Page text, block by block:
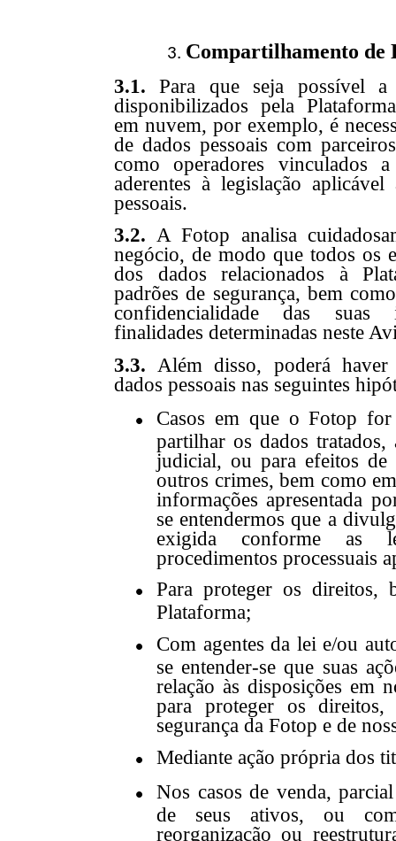
Compartilhamento de
3.1.Para que seja possível a
disponibilizados pela
em nuvem, por exemplo, é
de dados pessoais com
como operadores vinculados
aderentes à legislação
pessoais.
3.2. A Fotop analisa
negócio, de modo que todos os
dos dados relacionados à
padrões de segurança, bem
confidencialidade das suas
finalidades determinadas neste
3.3. Além disso, poderá
dados pessoais nas seguintes
Casos em que o Fotop
partilhar os dados
judicial, ou para efeitos de
outros crimes, bem como
informações apresentada
se entendermos que a
exigida conforme as
procedimentos processuais
Para proteger os direitos,
Plataforma;
Com agentes da lei e/ou
se entender-se que suas
relação às disposições em
para proteger os
segurança da Fotop e de
Mediante ação própria dos
Nos casos de venda,
de seus ativos, ou
reorganização ou